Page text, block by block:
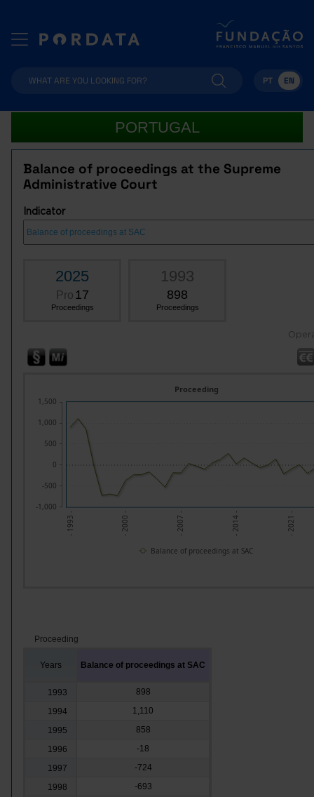
PT EN
PORTUGAL
Balance of proceedings at the Supreme
Administrative Court
Indicator
2025
Pro 17
Proceedings
1993
898
Proceedings
- 1993 - - 2000 - - 2007 - - 2014 - - 2021 -
Proceeding
-1,000
-500
0
500
1,000
1,500
Balance of proceedings at SAC
Proceeding
Years Balance of proceedings at SAC
1993
898
1994
1,110
1995
858
1996
-18
1997
-724
1998
-693